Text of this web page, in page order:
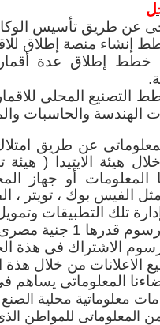
عن طريق تأسيس
إنشاء منصة إطلاق
خطط إطلاق عدة
التصنيع المحلى
الهندسة والحاسبات
عن طريق
هيئة الايتيدا ( هيئة
المعلومات أو جهاز
مثل الفيس بوك ، تويتر ،
تلك التطبيقات
مصرى شهرياً عن كل خدمة انترنت
الاشتراك فى هذة
الاعلانات من خلال
المعلوماتى يساهم
معلوماتية محلية
المعلوماتى للمواطن
القادم بين
والبحث العلمي.
تتجه للمهنية
المعلومات
علي الهواه أو
انتاج التطبيقات
وعلوم
أكاديمية متعمقة
هو أساس الصناعة
وتكنولوجيا
يتجهان
القريب
الرياضيات
سالفة الذكر وعلى